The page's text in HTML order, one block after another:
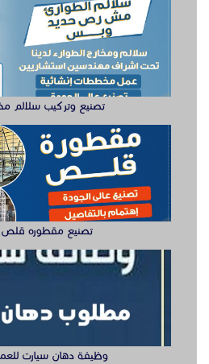
تصنيع وتركيب سلالم
تصنيع مقطوره قلص
وظيفة دهان سيارت